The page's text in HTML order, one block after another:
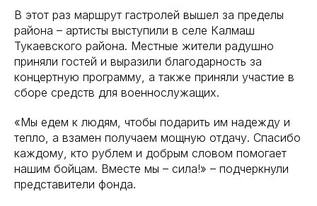
В этот раз маршрут гастролей вышел за пределы
района – артисты выступили в селе Калмаш
Тукаевского района. Местные жители радушно
приняли гостей и выразили благодарность за
концертную программу, а также приняли участие в
сборе средств для военнослужащих.
«Мы едем к людям, чтобы подарить им надежду и
тепло, а взамен получаем мощную отдачу. Спасибо
каждому, кто рублем и добрым словом помогает
нашим бойцам. Вместе мы – сила!» – подчеркнули
представители фонда.